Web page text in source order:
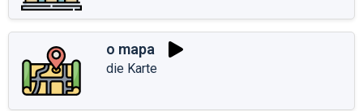
o mapa
die Karte